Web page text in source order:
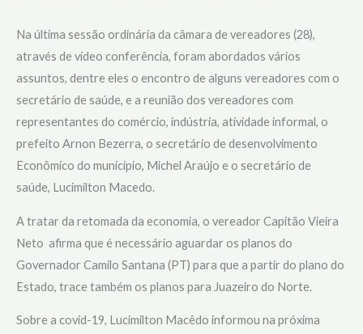
Na última sessão ordinária da câmara de vereadores (28),
através de vídeo conferência, foram abordados vários
assuntos, dentre eles o encontro de alguns vereadores com o
secretário de saúde, e a reunião dos vereadores com
representantes do comércio, indústria, atividade informal, o
prefeito Arnon Bezerra, o secretário de desenvolvimento
Econômico do município, Michel Araújo e o secretário de
saúde, Lucimilton Macedo.
A tratar da retomada da economia, o vereador Capitão Vieira
Neto afirma que é necessário aguardar os planos do
Governador Camilo Santana (PT) para que a partir do plano do
Estado, trace também os planos para Juazeiro do Norte.
Sobre a covid-19, Lucimilton Macêdo informou na próxima